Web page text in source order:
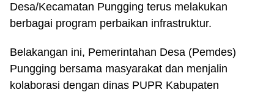
Desa/Kecamatan Pungging terus melakukan
berbagai program perbaikan infrastruktur.
Belakangan ini, Pemerintahan Desa (Pemdes)
Pungging bersama masyarakat dan menjalin
kolaborasi dengan dinas PUPR Kabupaten